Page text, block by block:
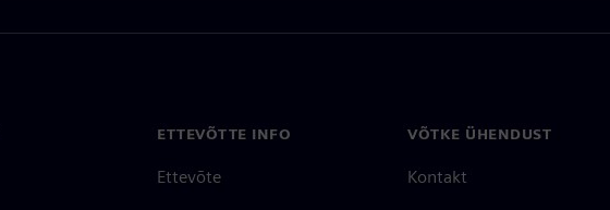
ETTEVÕTTE INFO
Ettevõte
VÕTKE ÜHENDUST
Kontakt